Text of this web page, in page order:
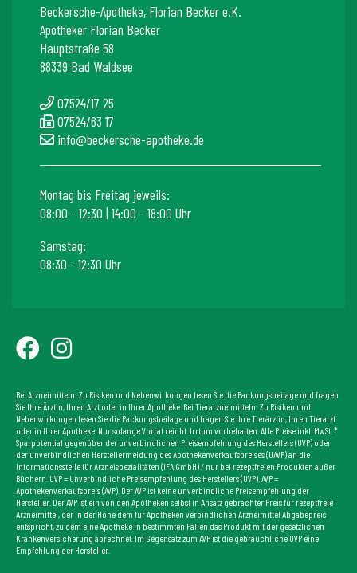
Beckersche-Apotheke, Florian Becker e.K.
Apotheker Florian Becker
Hauptstraße 58
88339 Bad Waldsee
07524/17 25
07524/63 17
info@beckersche-apotheke.de
Montag bis Freitag jeweils:
08:00 - 12:30 | 14:00 - 18:00 Uhr
Samstag:
08:30 - 12:30 Uhr
Bei Arzneimitteln: Zu Risiken und Nebenwirkungen lesen Sie die Packungsbeilage und fragen
Sie Ihre Ärztin, Ihren Arzt oder in Ihrer Apotheke. Bei Tierarzneimitteln: Zu Risiken und
Nebenwirkungen lesen Sie die Packungsbeilage und fragen Sie Ihre Tierärztin, Ihren Tierarzt
oder in Ihrer Apotheke. Nur solange Vorrat reicht. Irrtum vorbehalten. Alle Preise inkl. MwSt. *
Sparpotential gegenüber der unverbindlichen Preisempfehlung des Herstellers (UVP) oder
der unverbindlichen Herstellermeldung des Apothekenverkaufspreises (UAVP) an die
Informationsstelle für Arzneispezialitäten (IFA GmbH) / nur bei rezeptfreien Produkten außer
Büchern. UVP = Unverbindliche Preisempfehlung des Herstellers (UVP). AVP =
Apothekenverkaufspreis (AVP). Der AVP ist keine unverbindliche Preisempfehlung der
Hersteller. Der AVP ist ein von den Apotheken selbst in Ansatz gebrachter Preis für rezeptfreie
Arzneimittel, der in der Höhe dem für Apotheken verbindlichen Arzneimittel Abgabepreis
entspricht, zu dem eine Apotheke in bestimmten Fällen das Produkt mit der gesetzlichen
Krankenversicherung abrechnet. Im Gegensatz zum AVP ist die gebräuchliche UVP eine
Empfehlung der Hersteller.